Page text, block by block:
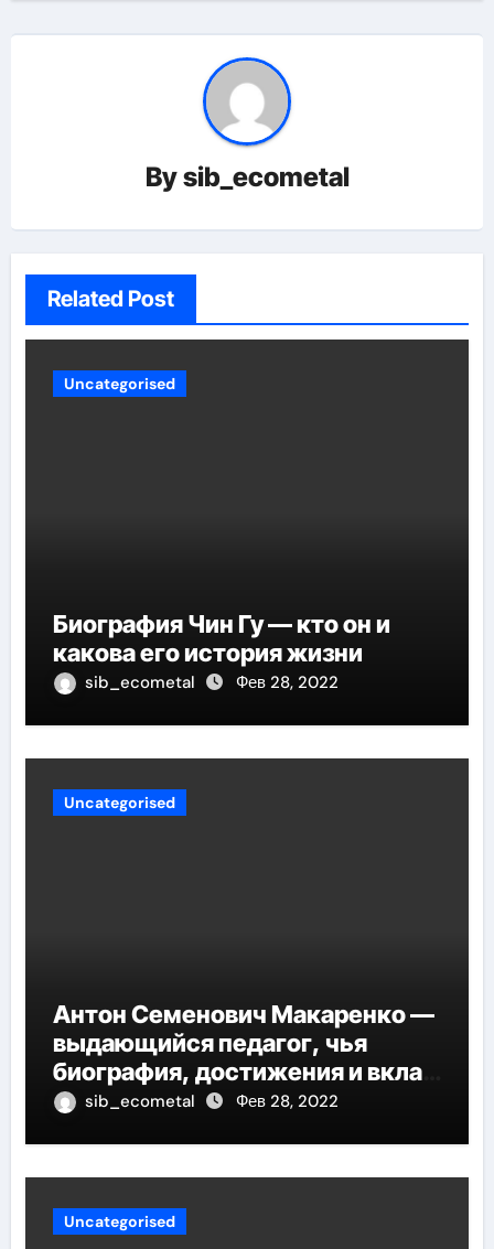
Bysib_ecometal
Related Post
Uncategorised
Биография Чин Гу — кто он и
какова его история жизни
sib_ecometal Фев 28, 2022
Uncategorised
Антон Семенович Макаренко —
выдающийся педагог, чья
биография, достижения и вклад
в педагогику оказывают
sib_ecometal Фев 28, 2022
Uncategorised